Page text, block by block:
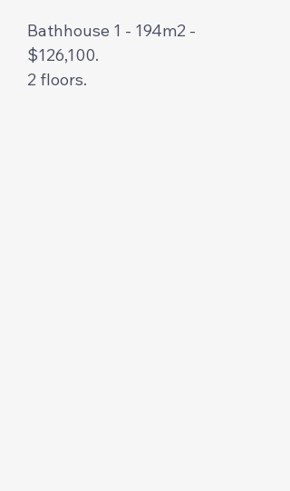
Bathhouse 1 - 194m2 -
$126,100.
2 floors.